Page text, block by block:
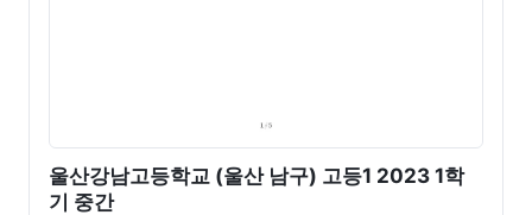
울산강남고등학교 (울산 남구) 고등1 2023 1학
기 중간